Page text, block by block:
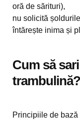
oră de sărituri),
nu solicită
întărește inima și
Cum să
trambulină?
Principiile de bază